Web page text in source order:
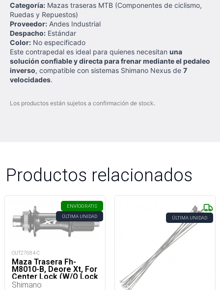
Categoría: Mazas traseras MTB (Componentes de ciclismo,
Ruedas y Repuestos)
Proveedor: Andes Industrial
Despacho: Estándar
Color: No especificado
Este contrapedal es ideal para quienes necesitan una
solución confiable y directa para frenar mediante el pedaleo
inverso, compatible con sistemas Shimano Nexus de 7
velocidades.
Los productos están sujetos a confirmación de stock.
Productos relacionados
ENVÍOGRATIS
ÚLTIMA UNIDAD
OUT27684-C
Maza Trasera Fh-
M8010-B, Deore Xt, For
Center Lock (W/O Lock
Shimano
ÚLTIMA UNIDAD